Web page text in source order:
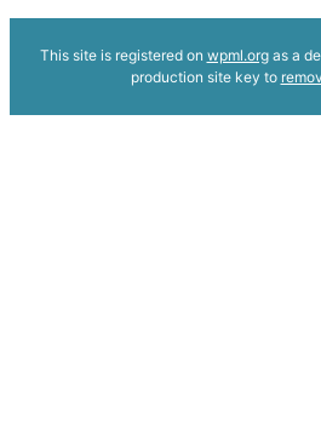
This site is registered on wpml.orgas a
production site key to